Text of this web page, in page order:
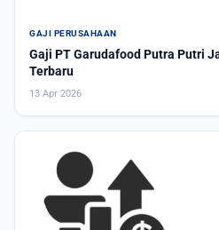
GAJI PERUSAHAAN
Gaji PT Garudafood Putra Putri
Terbaru
13 Apr 2026